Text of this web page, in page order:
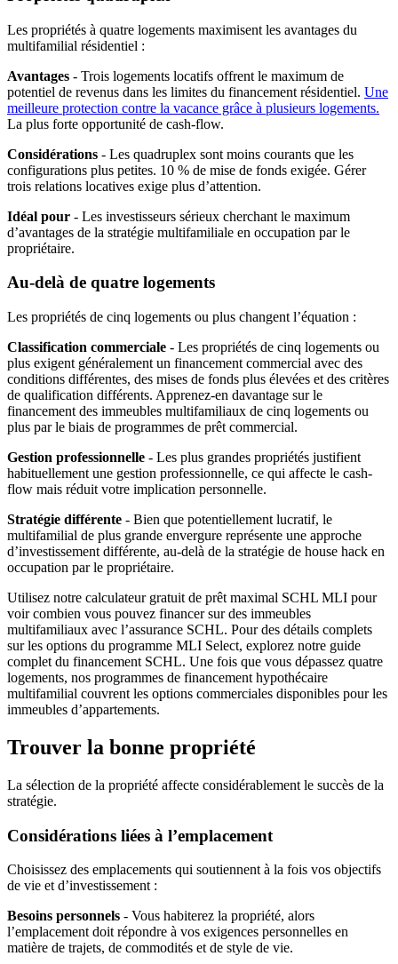
Les propriétés à quatre logements maximisent les avantages du
multifamilial résidentiel :
Avantages - Trois logements locatifs offrent le maximum de
potentiel de revenus dans les limites du financement résidentiel. Une
meilleure protection contre la vacance grâce à plusieurs logements.
La plus forte opportunité de cash-flow.
Considérations - Les quadruplex sont moins courants que les
configurations plus petites. 10 % de mise de fonds exigée. Gérer
trois relations locatives exige plus d’attention.
Idéal pour - Les investisseurs sérieux cherchant le maximum
d’avantages de la stratégie multifamiliale en occupation par le
propriétaire.
Au-delà de quatre logements
Les propriétés de cinq logements ou plus changent l’équation :
Classification commerciale - Les propriétés de cinq logements ou
plus exigent généralement un financement commercial avec des
conditions différentes, des mises de fonds plus élevées et des critères
de qualification différents. Apprenez-en davantage sur le
financement des immeubles multifamiliaux de cinq logements ou
plus par le biais de programmes de prêt commercial.
Gestion professionnelle - Les plus grandes propriétés justifient
habituellement une gestion professionnelle, ce qui affecte le cash-
flow mais réduit votre implication personnelle.
Stratégie différente - Bien que potentiellement lucratif, le
multifamilial de plus grande envergure représente une approche
d’investissement différente, au-delà de la stratégie de house hack en
occupation par le propriétaire.
Utilisez notre calculateur gratuit de prêt maximal SCHL MLI pour
voir combien vous pouvez financer sur des immeubles
multifamiliaux avec l’assurance SCHL. Pour des détails complets
sur les options du programme MLI Select, explorez notre guide
complet du financement SCHL. Une fois que vous dépassez quatre
logements, nos programmes de financement hypothécaire
multifamilial couvrent les options commerciales disponibles pour les
immeubles d’appartements.
Trouver la bonne propriété
La sélection de la propriété affecte considérablement le succès de la
stratégie.
Considérations liées à l’emplacement
Choisissez des emplacements qui soutiennent à la fois vos objectifs
de vie et d’investissement :
Besoins personnels - Vous habiterez la propriété, alors
l’emplacement doit répondre à vos exigences personnelles en
matière de trajets, de commodités et de style de vie.